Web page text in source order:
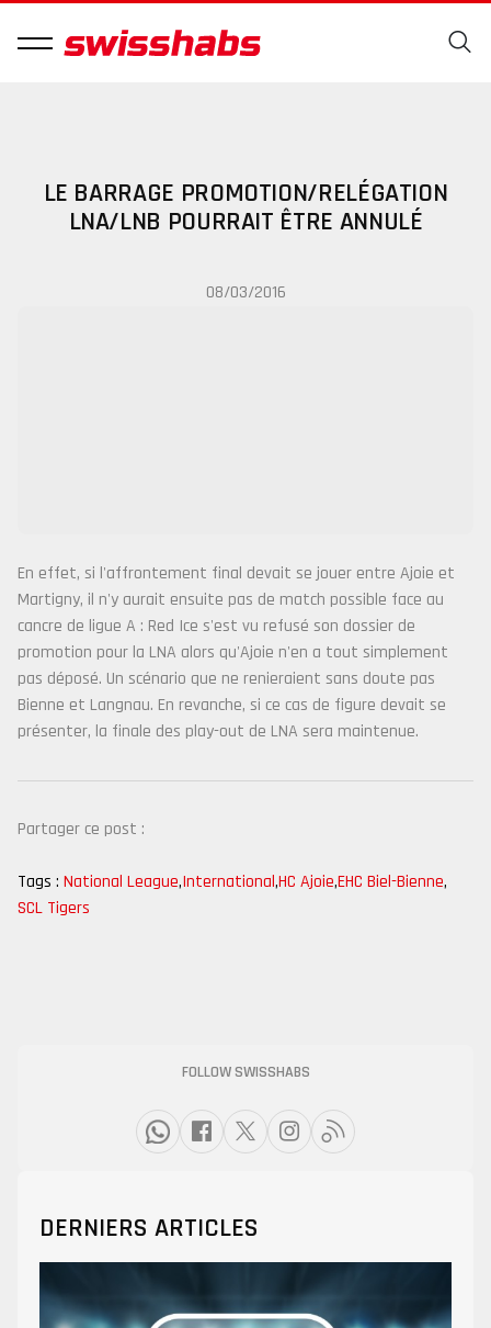
LE BARRAGE PROMOTION/RELÉGATION
LNA/LNB POURRAIT ÊTRE ANNULÉ
08/03/2016
En effet, si l'affrontement final devait se jouer entre Ajoie et
Martigny, il n'y aurait ensuite pas de match possible face au
cancre de ligue A : Red Ice s'est vu refusé son dossier de
promotion pour la LNA alors qu'Ajoie n'en a tout simplement
pas déposé. Un scénario que ne renieraient sans doute pas
Bienne et Langnau. En revanche, si ce cas de figure devait se
présenter, la finale des play-out de LNA sera maintenue.
Partager ce post :
Tags : National League,International,HC Ajoie,EHC Biel-Bienne,
SCL Tigers
FOLLOW SWISSHABS
DERNIERS ARTICLES